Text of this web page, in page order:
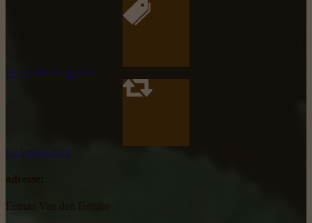
Demande de produit
La localisation